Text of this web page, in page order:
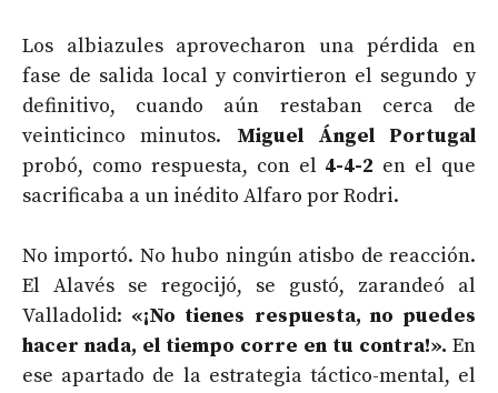
Los albiazules aprovecharon una pérdida en
fase de salida local y convirtieron el segundo y
definitivo, cuando aún restaban cerca de
veinticinco minutos. Miguel Ángel Portugal
probó, como respuesta, con el 4-4-2 en el que
sacrificaba a un inédito Alfaro por Rodri.
No importó. No hubo ningún atisbo de reacción.
El Alavés se regocijó, se gustó, zarandeó al
Valladolid: «¡No tienes respuesta, no puedes
hacer nada, el tiempo corre en tu contra!». En
ese apartado de la estrategia táctico-mental, el